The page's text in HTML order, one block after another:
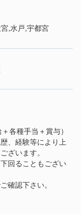
,水戸,宇都宮
各種手当＋賞与）
、経験等により上
ざいます。
回ることもござい
確認下さい。